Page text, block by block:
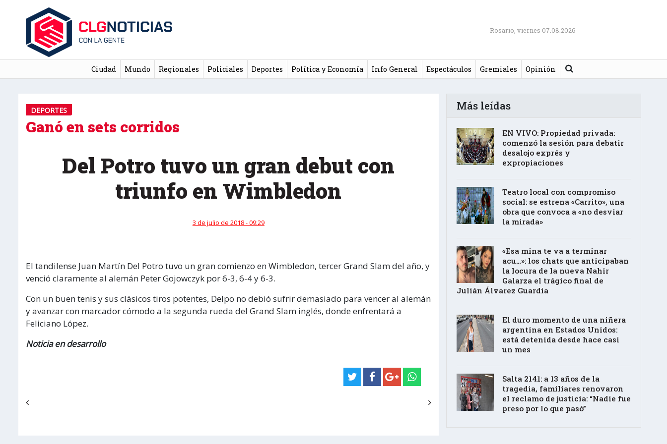
Rosario, viernes 07.08.2026
Ciudad Mundo Regionales Policiales Deportes Política y Economía Info General Espectáculos Gremiales Opinión Buscar
DEPORTES
Ganó en sets corridos
Del Potro tuvo un gran debut con
triunfo en Wimbledon
3 de julio de 2018 - 09:29
El tandilense Juan Martín Del Potro tuvo un gran comienzo en Wimbledon, tercer Grand Slam del año, y
venció claramente al alemán Peter Gojowczyk por 6-3, 6-4 y 6-3.
Con un buen tenis y sus clásicos tiros potentes, Delpo no debió sufrir demasiado para vencer al alemán
y avanzar con marcador cómodo a la segunda rueda del Grand Slam inglés, donde enfrentará a
Feliciano López.
Noticia en desarrollo
Más leídas
EN VIVO: Propiedad privada:
comenzó la sesión para debatir
desalojo exprés y
expropiaciones
Teatro local con compromiso
social: se estrena «Carrito», una
obra que convoca a «no desviar
la mirada»
«Esa mina te va a terminar
acu…»: los chats que anticipaban
la locura de la nueva Nahir
Galarza el trágico final de
Julián Álvarez Guardia
El duro momento de una niñera
argentina en Estados Unidos:
está detenida desde hace casi
un mes
Salta 2141: a 13 años de la
tragedia, familiares renovaron
el reclamo de justicia: “Nadie fue
preso por lo que pasó”